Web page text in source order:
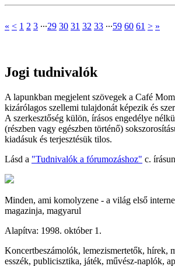
« < 1 2 3 ∙∙∙29 30 31 32 33 ∙∙∙59 60 61 > »
Jogi tudnivalók
A lapunkban megjelent szövegek a Café
kizárólagos szellemi tulajdonát képezik és
A szerkesztőség külön, írásos engedélye
(részben vagy egészben történő)
kiadásuk és terjesztésük tilos.
Lásd a "Tudnivalók a fórumozáshoz" c.
Minden, ami komolyzene - a világ első
magazinja, magyarul
Alapítva: 1998. október 1.
Koncertbeszámolók, lemezismertetők, hírek,
esszék, publicisztika, játék, művész-naplók,